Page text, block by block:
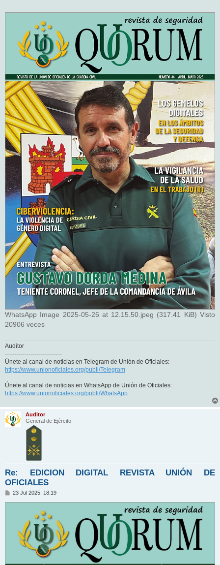
WhatsApp Image 2025-05-26 at 12.15.50.jpeg (317.41 KiB) Visto
20906 veces
Auditor
-----------------------------
Únete al canal de noticias en Telegram de Unión de Oficiales:
https://www.unionoficiales.org/publi/Telegram
Únete al canal de noticias en WhatsApp de Unión de Oficiales:
https://www.unionoficiales.org/publi/WhatsApp
Auditor
General de Ejército
Re: EDICION DIGITAL REVISTA UNIÓN DE
OFICIALES
M
23 Jul 2025, 18:19